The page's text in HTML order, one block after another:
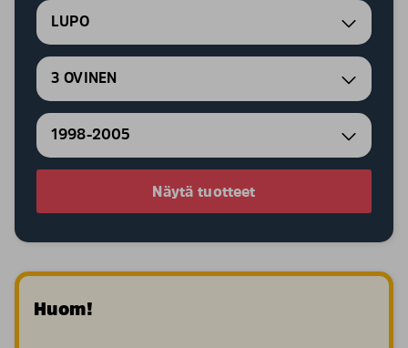
LUPO
3 OVINEN
1998-2005
Näytä tuotteet
Huom!